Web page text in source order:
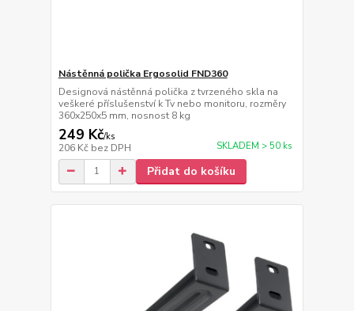
Nástěnná polička Ergosolid FND360
Designová nástěnná polička z tvrzeného skla na
veškeré příslušenství k Tv nebo monitoru, rozměry
360x250x5 mm, nosnost 8 kg
249 Kč/ks
206 Kč bez DPH SKLADEM > 50 ks
Přidat do košíku